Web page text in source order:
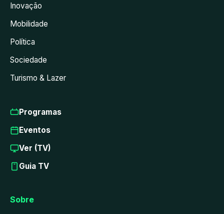
Inovação
Mobilidade
Política
Sociedade
Turismo & Lazer
Programas
Eventos
Ver (TV)
Guia TV
Sobre